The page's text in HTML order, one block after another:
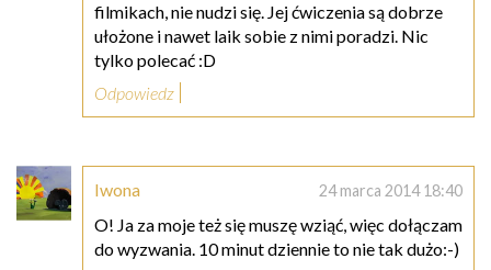
filmikach, nie nudzi się. Jej ćwiczenia są dobrze
ułożone i nawet laik sobie z nimi poradzi. Nic
tylko polecać :D
Odpowiedz
Iwona 24 marca 2014 18:40
O! Ja za moje też się muszę wziąć, więc dołączam
do wyzwania. 10 minut dziennie to nie tak dużo:-)